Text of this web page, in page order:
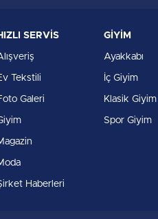
SERVİS
Tekstili
Galeri
Haberleri
GİYİM
Ayakkabı
İç Giyim
Klasik Giyim
Spor Giyim